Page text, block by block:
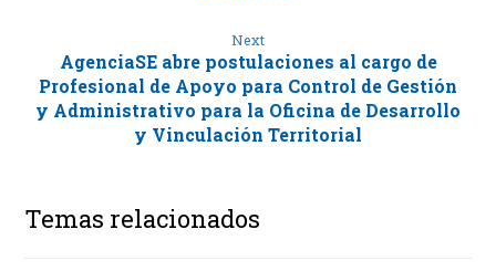
Next
AgenciaSE abre postulaciones al cargo de
Profesional de Apoyo para Control de Gestión
y Administrativo para la Oficina de Desarrollo
y Vinculación Territorial
Temas relacionados